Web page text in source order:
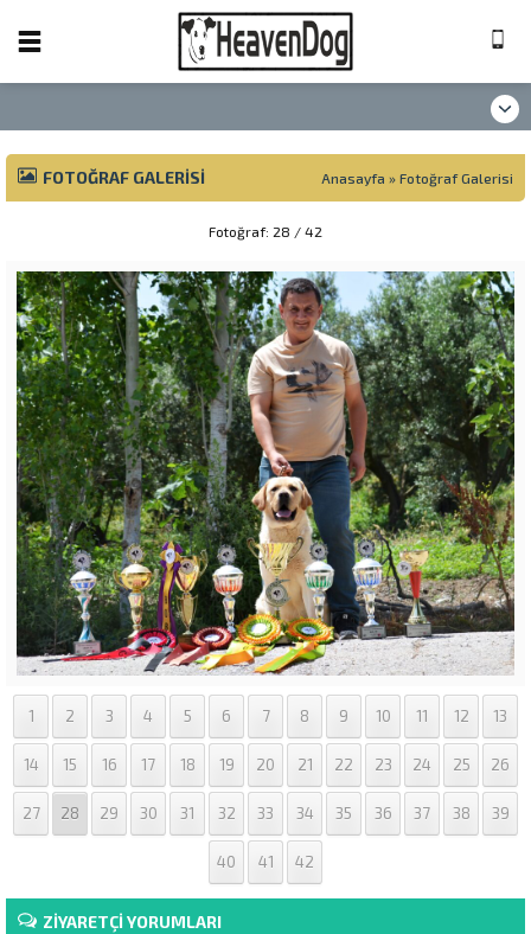
FOTOĞRAF GALERISI Anasayfa » Fotoğraf Galerisi
Fotoğraf: 28 / 42
1 2 3 4 5 6 7 8 9 10 11 12 13
14 15 16 17 18 19 20 21 22 23 24 25 26
27 28 29 30 31 32 33 34 35 36 37 38 39
40 41 42
ZİYARETÇİ YORUMLARI